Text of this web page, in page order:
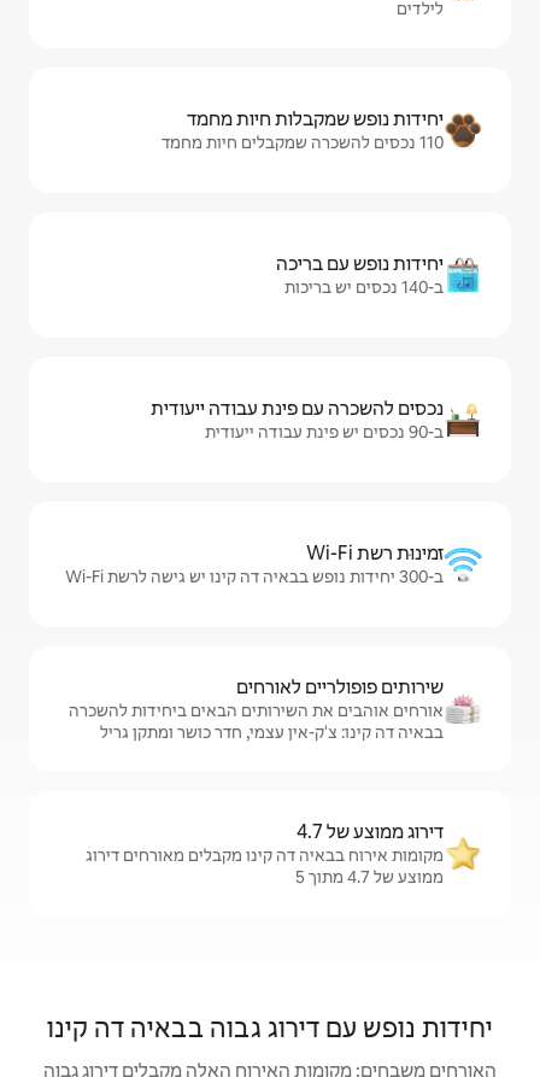
חיות מחמד
עבודה ייעודית
הבאים ביחידות להשכרה
עצמי, חדר כושר ומתקן גריל
קינו מקבלים מאורחים דירוג
גבוה בבאיה דה קינו
האלה מקבלים דירוג גבוה